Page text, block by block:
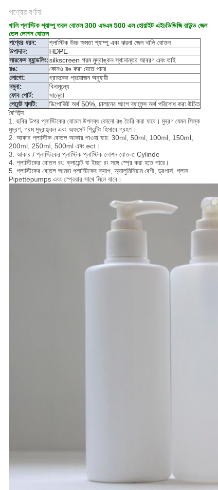
পণ্যের বর্ণনা
খালি প্লাস্টিক শ্যাম্পু তরল বোতল 300 এমএম 500 এল হোয়াইট এইচডিডিজি রাউন্ড জেল
তেল লোশন বোতল
পণ্যের ধরন:
প্লাস্টিক উচ্চ ক্ষমতা শ্যাম্পু এবং ঝরনা জেল খালি বোতল
উপাদান:
HDPE
সারফেস হ্যান্ডলিং:silkscreen গরম মুদ্রাঙ্কন স্থানান্তর আবরণ এবং তাই
রঙ:
কোনও রঙ করা যেতে পারে
লোগো:
গ্রাহকের প্রয়োজন অনুযায়ী
নমুনা:
বিনামূল্যে
ফোব পোর্ট:
সান্তৌ
পেমেন্ট শব্দটি:
ডিপোজিট অর্থ 50%, চালানের আগে ব্যালেন্স অর্থ পরিশোধ করা উচিত
বৈশিষ্ট্য:
1. ছবির উপর প্লাস্টিকের বোতল উপলব্ধ কোনো রঙ তৈরি করা যাবে। মুদ্রণ যেমন সিল্ক
মুদ্রণ, গরম মুদ্রাঙ্কন এবং অফসেট প্রিন্টিং হিসাবে গ্রহণ।
2. আকার প্লাস্টিক বোতল আকার পাওয়া যায়: 30ml, 50ml, 100ml, 150ml,
200ml, 250ml, 500ml এবং ect।
3. আকার / প্লাস্টিকের প্লাস্টিক প্লাস্টিক লোশন বোতল: Cylinde
4. প্লাস্টিকের বোতল রং: ক্লায়েন্ট যা ইচ্ছা রং সঙ্গে স্প্রে করা হতে পারে।
5. প্লাস্টিকের বোতল আমরা প্লাস্টিকের ক্যাপ, অ্যালুমিনিয়াম বেশী, ড্রপার্স, গ্লাস
Pipettepumps এবং স্প্রেয়ার সাথে মিলে যাবে।